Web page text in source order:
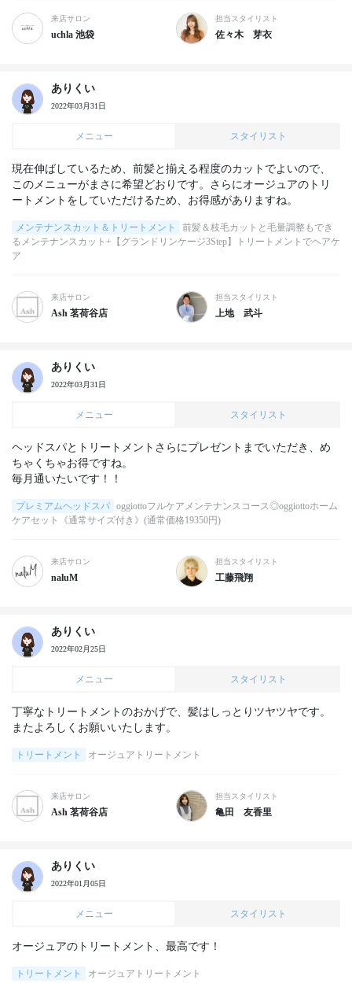
来店サロン
uchla 池袋
担当スタイリスト
佐々木 芽衣
ありくい
2022年03月31日
メニュー スタイリスト
現在伸ばしているため、前髪と揃える程度のカットでよいので、
このメニューがまさに希望どおりです。さらにオージュアのトリ
ートメントをしていただけるため、お得感がありますね。
メンテナンスカット＆トリートメント
前髪＆枝毛カットと毛量調整もでき
るメンテナンスカット+【グランドリンケージ3Step】トリートメントでヘアケ
ア
来店サロン
Ash 茗荷谷店
担当スタイリスト
上地 武斗
ありくい
2022年03月31日
メニュー スタイリスト
ヘッドスパとトリートメントさらにプレゼントまでいただき、め
ちゃくちゃお得ですね。
毎月通いたいです！！
プレミアムヘッドスパ oggiottoフルケアメンテナンスコース◎oggiottoホーム
ケアセット《通常サイズ付き》(通常価格19350円)
来店サロン
naluM
担当スタイリスト
工藤飛翔
ありくい
2022年02月25日
メニュー スタイリスト
丁寧なトリートメントのおかげで、髪はしっとりツヤツヤです。
またよろしくお願いいたします。
トリートメント オージュアトリートメント
来店サロン
Ash 茗荷谷店
担当スタイリスト
亀田 友香里
ありくい
2022年01月05日
メニュー スタイリスト
オージュアのトリートメント、最高です！
トリートメント オージュアトリートメント